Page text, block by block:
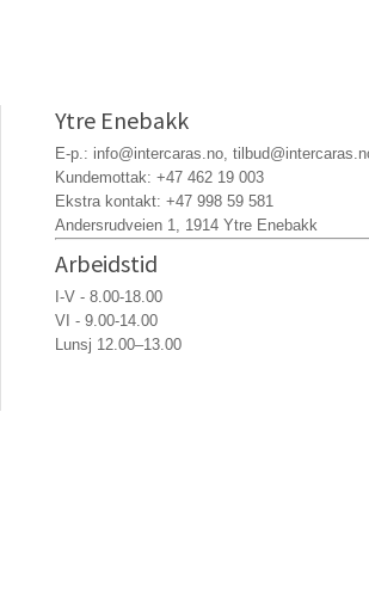
Ytre Enebakk
E-p.: info@intercaras.no,
Kundemottak: +47 462 19 003
Ekstra kontakt: +47 998 59 581
Andersrudveien 1, 1914 Ytre Enebakk
Arbeidstid
I-V - 8.00-18.00
VI - 9.00-14.00
Lunsj 12.00–13.00